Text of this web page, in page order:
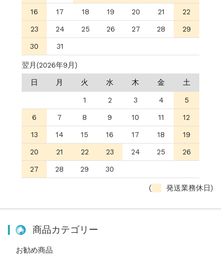
16
17 18 19 20 21
22
23
24 25 26 27 28
29
30
31
翌月(2026年9月)
日
月 火 水 木 金
土
1
2 3 4
5
6
7 8 9 10 11
12
13
14 15 16 17 18
19
20
21 22 23 24 25
26
27
28 29 30
( 発送業務休日)
商品カテゴリー
お勧め商品